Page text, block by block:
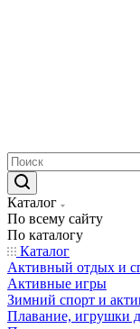
Каталог
По всему сайту
По каталогу
Каталог
Активный отдых и
Активные игры
Зимний спорт и
Плавание, игрушки